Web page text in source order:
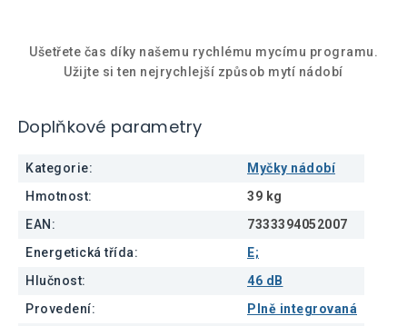
Ušetřete čas díky našemu rychlému mycímu programu.
Užijte si ten nejrychlejší způsob mytí nádobí
Doplňkové parametry
Kategorie:
Myčky nádobí
Hmotnost:
39 kg
EAN :
7333394052007
Energetická třída:
E;
Hlučnost:
46 dB
Provedení:
Plně integrovaná